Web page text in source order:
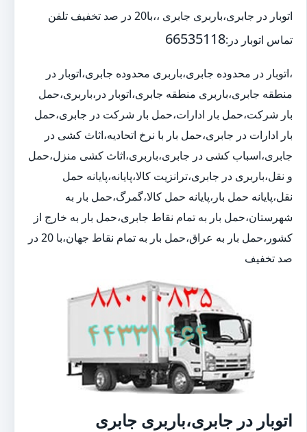
اتوبار در جابری،باربری جابری ،،با20 در صد تخفیف تلفن
تماس اتوبار در:66535118
،اتوبار در محدوده جابری،باربری محدوده جابری،اتوبار در
منطقه جابری،باربری منطقه جابری،اتوبار در،باربری،حمل
بار شرکت،حمل بار ادارات،حمل بار شرکت در جابری،حمل
بار ادارات در جابری،حمل بار با نرخ اتحادیه،اثاث کشی در
جابری،اسباب کشی در جابری،باربری،اثاث کشی منزل،حمل
و نقل،باربری در جابری،ترانزیت کالا،پایانه،پایانه حمل
نقل،پایانه حمل بار،پایانه حمل کالا،گمرگ،حمل بار به
شهرستان،حمل بار به تمام نقاط جابری،حمل بار به خارج از
کشور،حمل بار به عراق،حمل بار به تمام نقاط جهان،با 20 در
صد تخفیف
اتوبار در جابری،باربری جابری